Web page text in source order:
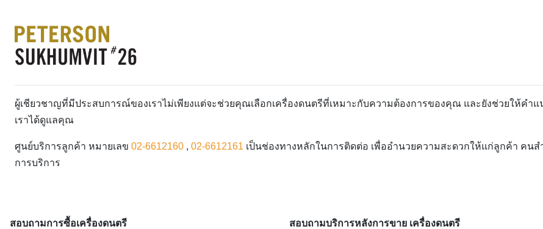
ผู้เชียวชาญที่มีประสบการณ์ของเราไม่เพียงแต่จะช่วยคุณเลือกเครื่องดนตรีที่เหมาะกับความต้องการของคุณ และยังช่วยให้ค
เราได้ดูแลคุณ
ศูนย์บริการลูกค้า หมายเลข 02-6612160 , 02-6612161 เป็นช่องทางหลักในการติดต่อ เพื่ออำนวยความสะดวกให้แก่ลูกค้า คน
การบริการ
สอบถามการซื้อเครื่องดนตรี สอบถามบริการหลังการขาย เครื่องดนตรี